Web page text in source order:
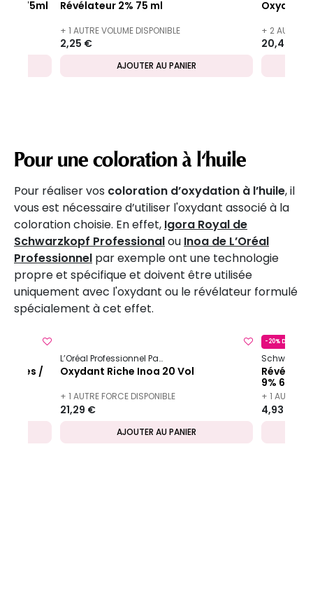
75ml Révélateur 2% 75 ml
+ 1 AUTRE VOLUME DISPONIBLE
2,25 €
AJOUTER AU PANIER
Oxydant
+ 2 AUTRES
20,42 €
Pour une coloration à l'huile
Pour réaliser vos coloration d’oxydation à l’huile, il
vous est nécessaire d’utiliser l'oxydant associé à la
coloration choisie. En effet, Igora Royal de
Schwarzkopf Professionalou Inoa de L’Oréal
Professionnel par exemple ont une technologie
propre et spécifique et doivent être utilisée
uniquement avec l'oxydant ou le révélateur formulé
spécialement à cet effet.
/
-20% DÈS 2